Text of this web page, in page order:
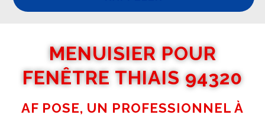
MENUISIER POUR
FENÊTRE THIAIS 94320
AF POSE, UN PROFESSIONNEL À